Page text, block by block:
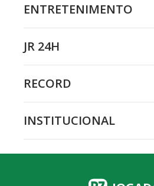
ENTRETENIMENTO
JR 24H
RECORD
INSTITUCIONAL